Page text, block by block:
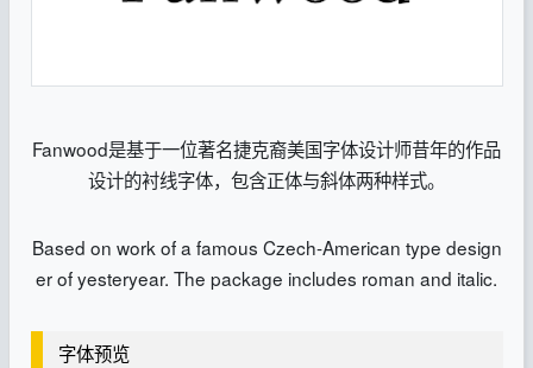
Fanwood是基于一位著名捷克裔美国字体设计师昔年的作品
设计的衬线字体，包含正体与斜体两种样式。
Based on work of a famous Czech-American type design
er of yesteryear. The package includes roman and italic.
字体预览